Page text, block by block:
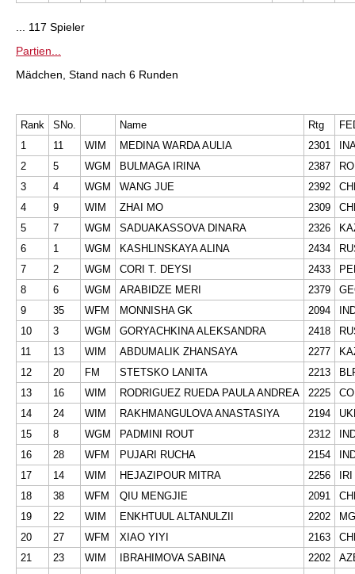
... 117 Spieler
Partien...
Mädchen, Stand nach 6 Runden
Rank SNo. Name Rtg
1
11 WIM MEDINA WARDA AULIA 2301
2
5 WGM BULMAGA IRINA 2387
3
4 WGM WANG JUE 2392
4
9 WIM ZHAI MO 2309
5
7 WGM SADUAKASSOVA DINARA 2326
6
1 WGM KASHLINSKAYA ALINA 2434
7
2 WGM CORI T. DEYSI 2433
8
6 WGM ARABIDZE MERI 2379
9
35 WFM MONNISHA GK 2094
10
3 WGM GORYACHKINA ALEKSANDRA 2418
11
13 WIM ABDUMALIK ZHANSAYA 2277
12
20 FM STETSKO LANITA 2213
13
16 WIM RODRIGUEZ RUEDA PAULA ANDREA 2225
14
24 WIM RAKHMANGULOVA ANASTASIYA 2194
15
8 WGM PADMINI ROUT 2312
16
28 WFM PUJARI RUCHA 2154
17
14 WIM HEJAZIPOUR MITRA 2256
IRI
18
38 WFM QIU MENGJIE 2091
19
22 WIM ENKHTUUL ALTANULZII 2202
20
27 WFM XIAO YIYI 2163
21
23 WIM IBRAHIMOVA SABINA 2202